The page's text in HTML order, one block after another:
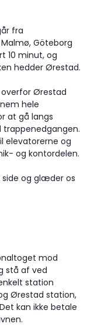
fra
Göteborg
10 minut, og
hedder Ørestad.
overfor Ørestad
hele
at gå langs
trappenedgangen.
elevatorerne og
og kontordelen.
side og glæder os
mod
stå af ved
station
Ørestad station,
kan ikke betale